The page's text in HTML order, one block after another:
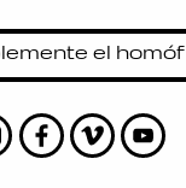
el
Facebook
Vimeo